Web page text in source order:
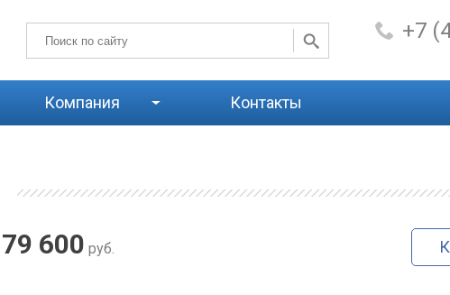
+7
Компания Контакты
79 600 руб.